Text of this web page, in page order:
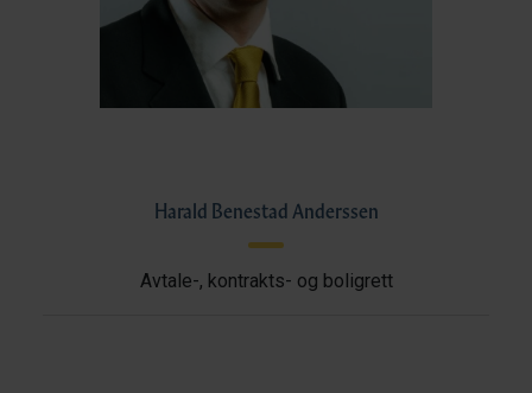
Harald Benestad Anderssen
Avtale-, kontrakts- og boligrett